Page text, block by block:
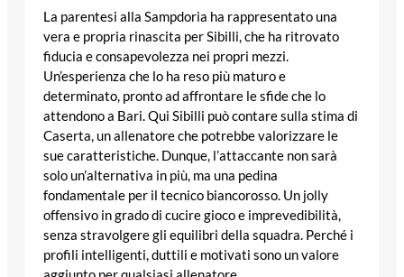
La parentesi alla Sampdoria ha rappresentato una
vera e propria rinascita per Sibilli, che ha ritrovato
fiducia e consapevolezza nei propri mezzi.
Un’esperienza che lo ha reso più maturo e
determinato, pronto ad affrontare le sfide che lo
attendono a Bari. Qui Sibilli può contare sulla stima di
Caserta, un allenatore che potrebbe valorizzare le
sue caratteristiche. Dunque, l’attaccante non sarà
solo un’alternativa in più, ma una pedina
fondamentale per il tecnico biancorosso. Un jolly
offensivo in grado di cucire gioco e imprevedibilità,
senza stravolgere gli equilibri della squadra. Perché i
profili intelligenti, duttili e motivati sono un valore